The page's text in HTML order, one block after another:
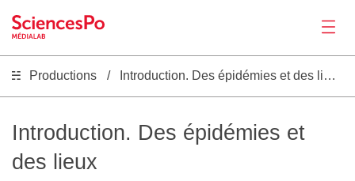
Actualités
Productions
Productions Introduction. Des épidémies et des lieux
Introduction. Des épidémies et
des lieux